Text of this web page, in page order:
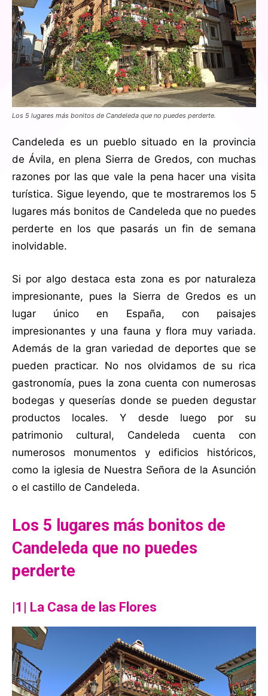
Los 5 lugares más bonitos de Candeleda que no puedes perderte.
Candeleda es un pueblo situado en la provincia
de Ávila, en plena Sierra de Gredos, con muchas
razones por las que vale la pena hacer una visita
turística. Sigue leyendo, que te mostraremos los 5
lugares más bonitos de Candeleda que no puedes
perderte en los que pasarás un fin de semana
inolvidable.
Si por algo destaca esta zona es por naturaleza
impresionante, pues la Sierra de Gredos es un
lugar único en España, con paisajes
impresionantes y una fauna y flora muy variada.
Además de la gran variedad de deportes que se
pueden practicar. No nos olvidamos de su rica
gastronomía, pues la zona cuenta con numerosas
bodegas y queserías donde se pueden degustar
productos locales. Y desde luego por su
patrimonio cultural, Candeleda cuenta con
numerosos monumentos y edificios históricos,
como la iglesia de Nuestra Señora de la Asunción
o el castillo de Candeleda.
Los 5 lugares más bonitos de
Candeleda que no puedes
perderte
|1| La Casa de las Flores